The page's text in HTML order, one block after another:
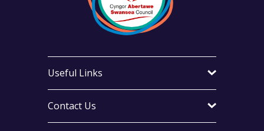
Contact Us
Useful Links